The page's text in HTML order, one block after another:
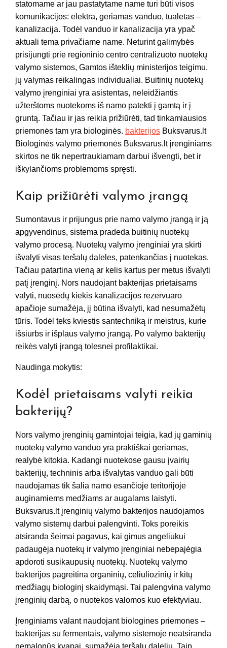
statomame ar jau pastatytame name turi būti visos
komunikacijos: elektra, geriamas vanduo, tualetas –
kanalizacija. Todėl vanduo ir kanalizacija yra ypač
aktuali tema privačiame name. Neturint galimybės
prisijungti prie regioninio centro centralizuoto nuotekų
valymo sistemos, Gamtos išteklių ministerijos teigimu,
jų valymas reikalingas individualiai. Buitinių nuotekų
valymo įrenginiai yra asistentas, neleidžiantis
užterštoms nuotekoms iš namo patekti į gamtą ir į
gruntą. Tačiau ir jas reikia prižiūrėti, tad tinkamiausios
priemonės tam yra biologinės. bakterijos Buksvarus.lt
Biologinės valymo priemonės Buksvarus.lt įrenginiams
skirtos ne tik nepertraukiamam darbui išvengti, bet ir
iškylančioms problemoms spręsti.
Kaip prižiūrėti valymo įrangą
Sumontavus ir prijungus prie namo valymo įrangą ir ją
apgyvendinus, sistema pradeda buitinių nuotekų
valymo procesą. Nuotekų valymo įrenginiai yra skirti
išvalyti visas teršalų daleles, patenkančias į nuotekas.
Tačiau patartina vieną ar kelis kartus per metus išvalyti
patį įrenginį. Nors naudojant bakterijas prietaisams
valyti, nuosėdų kiekis kanalizacijos rezervuaro
apačioje sumažėja, jį būtina išvalyti, kad nesumažėtų
tūris. Todėl teks kviestis santechniką ir meistrus, kurie
išsiurbs ir išplaus valymo įrangą. Po valymo bakterijų
reikės valyti įrangą tolesnei profilaktikai.
Naudinga mokytis:
Kodėl prietaisams valyti reikia
bakterijų?
Nors valymo įrenginių gamintojai teigia, kad jų gaminių
nuotekų valymo vanduo yra praktiškai geriamas,
realybė kitokia. Kadangi nuotekose gausu įvairių
bakterijų, techninis arba išvalytas vanduo gali būti
naudojamas tik šalia namo esančioje teritorijoje
auginamiems medžiams ar augalams laistyti.
Buksvarus.lt įrenginių valymo bakterijos naudojamos
valymo sistemų darbui palengvinti. Toks poreikis
atsiranda šeimai pagavus, kai gimus angeliukui
padaugėja nuotekų ir valymo įrenginiai nebepajėgia
apdoroti susikaupusių nuotekų. Nuotekų valymo
bakterijos pagreitina organinių, celiuliozinių ir kitų
medžiagų biologinį skaidymąsi. Tai palengvina valymo
įrenginių darbą, o nuotekos valomos kuo efektyviau.
Įrenginiams valant naudojant biologines priemones –
bakterijas su fermentais, valymo sistemoje neatsiranda
nemalonūs kvapai, sumažėja teršalų dalelių. Taip,